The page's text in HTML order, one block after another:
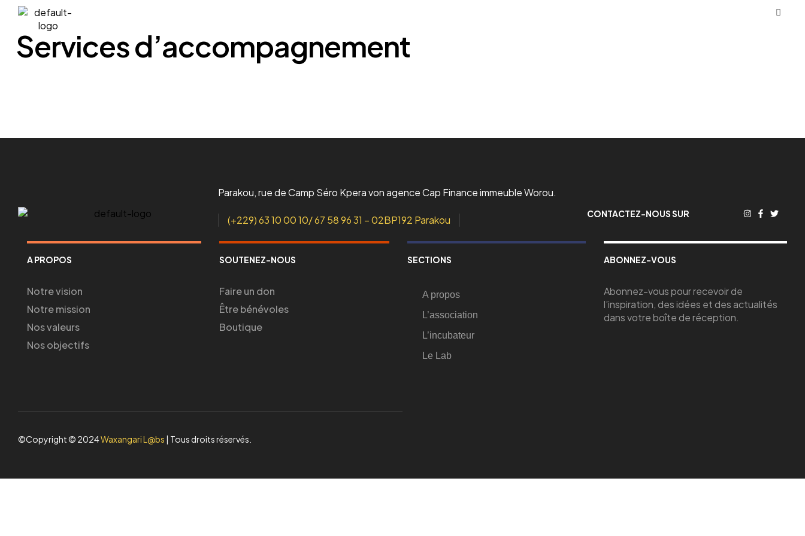
Services d’accompagnement
Parakou, rue de Camp Séro Kpera von agence Cap Finance immeuble Worou.
(+229) 63 10 00 10/ 67 58 96 31 – 02BP192 Parakou CONTACTEZ-NOUS SUR
A PROPOS
Notre vision
Notre mission
Nos valeurs
Nos objectifs
SOUTENEZ-NOUS
Faire un don
Être bénévoles
Boutique
SECTIONS
A propos
L’association
L’incubateur
Le Lab
ABONNEZ-VOUS
Abonnez-vous pour recevoir de
l’inspiration, des idées et des actualités
dans votre boîte de réception.
©Copyright © 2024Waxangari L@bs | Tous droits réservés.